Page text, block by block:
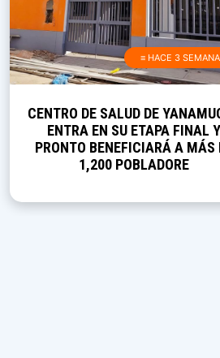
≡ HACE 3
CENTRO DE SALUD DE
ENTRA EN SU ETAPA FINAL Y
PRONTO BENEFICIARÁ A MÁS
1,200 POBLADORE